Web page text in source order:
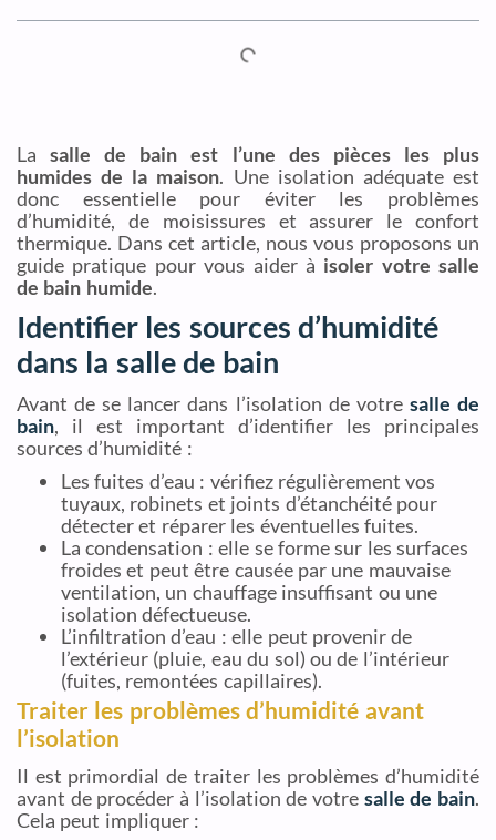
Lasalle de bain est l’une des pièces les plus
humides de la maison. Une isolation adéquate est
donc essentielle pour éviter les problèmes
d’humidité, de moisissures et assurer le confort
thermique. Dans cet article, nous vous proposons un
guide pratique pour vous aider à isoler votre salle
de bain humide.
Identifier les sources d’humidité
dans la salle de bain
Avant de se lancer dans l’isolation de votre salle de
bain, il est important d’identifier les principales
sources d’humidité :
Les fuites d’eau : vérifiez régulièrement vos
tuyaux, robinets et joints d’étanchéité pour
détecter et réparer les éventuelles fuites.
La condensation : elle se forme sur les surfaces
froides et peut être causée par une mauvaise
ventilation, un chauffage insuffisant ou une
isolation défectueuse.
L’infiltration d’eau : elle peut provenir de
l’extérieur (pluie, eau du sol) ou de l’intérieur
(fuites, remontées capillaires).
Traiter les problèmes d’humidité avant
l’isolation
Il est primordial de traiter les problèmes d’humidité
avant de procéder à l’isolation de votre salle de bain.
Cela peut impliquer :